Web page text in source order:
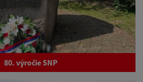
80. výročie SNP